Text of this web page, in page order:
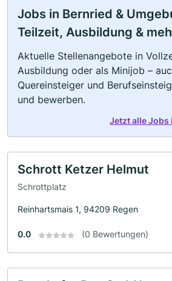
Jobs in Bernried &
Teilzeit, Ausbildung &
Aktuelle Stellenangebote in
Ausbildung oder als Minijob –
Quereinsteiger und
und bewerben.
Jetzt alle Jobs
Schrott Ketzer Helmut
Schrottplatz
Reinhartsmais 1, 94209 Regen
0.0 (0 Bewertungen)